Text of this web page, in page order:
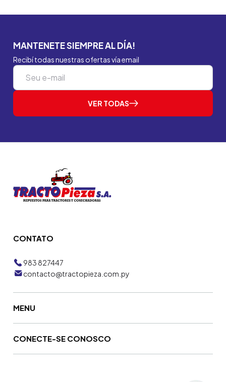
MANTENETE SIEMPRE AL DÍA!
Recibí todas nuestras ofertas vía email
VER TODAS
CONTATO
983 827447
contacto@tractopieza.com.py
MENU
CONECTE-SE CONOSCO